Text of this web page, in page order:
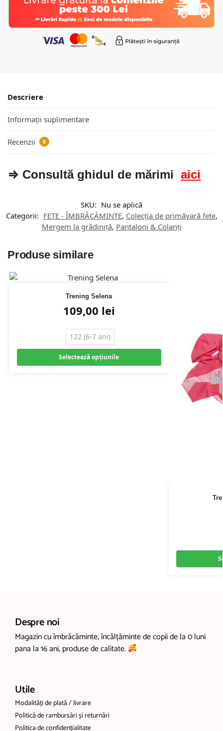
Descriere
Informații suplimentare
Recenzii 0
⇒ Consultă ghidul de mărimi aici
SKU: Nu se aplică
Categorii: FETE - ÎMBRĂCĂMINTE, Colecția de primăvară fete,
Mergem la grădiniță, Pantaloni & Colanți
Produse similare
Trening Selena
109,00 lei
122 (6-7 ani)
Selectează opțiunile
Despre noi
Magazin cu îmbrăcăminte, încălțăminte de copii de la 0 luni
pana la 16 ani, produse de calitate.
Utile
Modalități de plată / livrare
Politică de rambursări și returnări
Politica de confidențialitate